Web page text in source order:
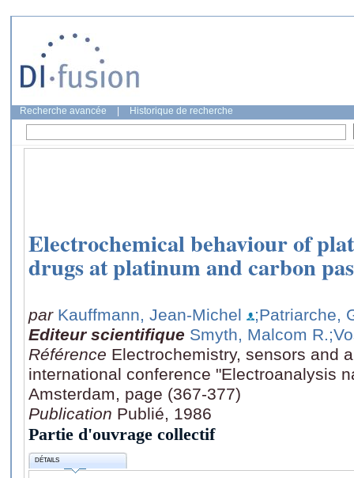
Recherche avancée Historique de recherche
Electrochemical behaviour of
drugs at platinum and carbon
par Kauffmann, Jean-Michel
;Patriarche,
Editeur scientifique Smyth, Malcom R.
Référence Electrochemistry, sensors and
international conference "Electroanalysis
Amsterdam, page (367-377)
Publication Publié, 1986
Partie d'ouvrage collectif
DÉTAILS